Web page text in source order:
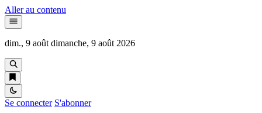
Aller au contenu
dim., 9 août dimanche, 9 août 2026
Se connecter S'abonner